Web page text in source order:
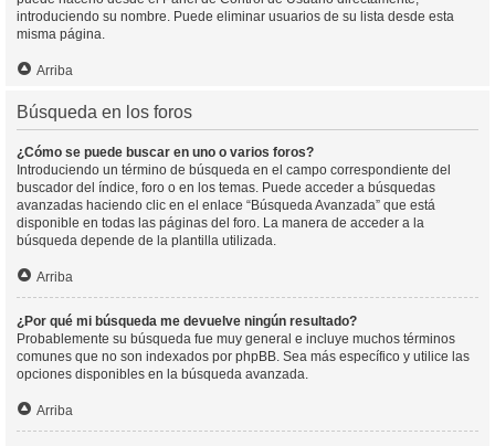
introduciendo su nombre. Puede eliminar usuarios de su lista desde esta
misma página.
Arriba
Búsqueda en los foros
¿Cómo se puede buscar en uno o varios foros?
Introduciendo un término de búsqueda en el campo correspondiente del
buscador del índice, foro o en los temas. Puede acceder a búsquedas
avanzadas haciendo clic en el enlace “Búsqueda Avanzada” que está
disponible en todas las páginas del foro. La manera de acceder a la
búsqueda depende de la plantilla utilizada.
Arriba
¿Por qué mi búsqueda me devuelve ningún resultado?
Probablemente su búsqueda fue muy general e incluye muchos términos
comunes que no son indexados por phpBB. Sea más específico y utilice las
opciones disponibles en la búsqueda avanzada.
Arriba